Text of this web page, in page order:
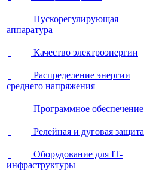
Пускорегулирующая
аппаратура
Качество электроэнергии
Распределение энергии
среднего напряжения
Программное обеспечение
Релейная и дуговая защита
Оборудование для IT-
инфраструктуры